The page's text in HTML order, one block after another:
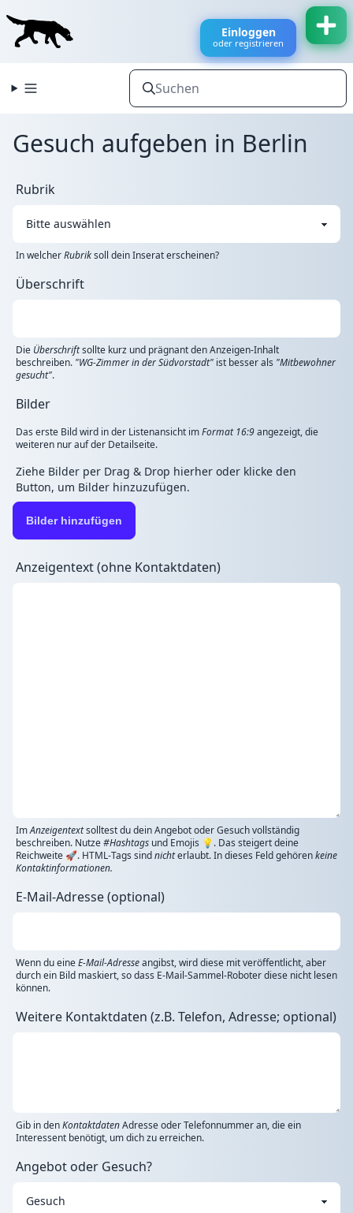
Einloggen
oder registrieren
Gesuch aufgeben in Berlin
Rubrik
In welcherRubriksoll dein Inserat erscheinen?
Überschrift
Die Überschriftsollte kurz und prägnant den Anzeigen-Inhalt
beschreiben. "WG-Zimmer in der Südvorstadt" ist besser als "Mitbewohner
gesucht".
Bilder
Das erste Bild wird in der Listenansicht imFormat 16:9angezeigt, die
weiteren nur auf der Detailseite.
Ziehe Bilder per Drag & Drop hierher oder klicke den
Button, um Bilder hinzuzufügen.
Bilder hinzufügen
Anzeigentext (ohne Kontaktdaten)
ImAnzeigentextsolltest du dein Angebot oder Gesuch vollständig
beschreiben. Nutze#Hashtags und Emojis 💡. Das steigert deine
Reichweite 🚀. HTML-Tags sindnichterlaubt. In dieses Feld gehörenkeine
Kontaktinformationen.
E-Mail-Adresse (optional)
Wenn du eineE-Mail-Adresseangibst, wird diese mit veröffentlicht, aber
durch ein Bild maskiert, so dass E-Mail-Sammel-Roboter diese nicht lesen
können.
Weitere Kontaktdaten (z.B. Telefon, Adresse; optional)
Gib in denKontaktdatenAdresse oder Telefonnummer an, die ein
Interessent benötigt, um dich zu erreichen.
Angebot oder Gesuch?